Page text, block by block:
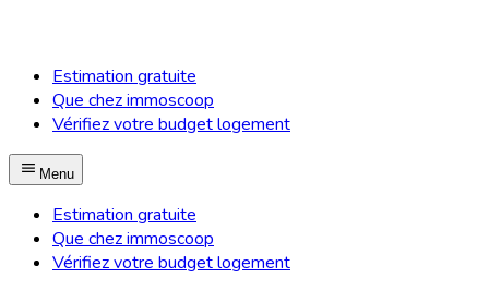
Estimation gratuite
Que chez immoscoop
Vérifiez votre budget logement
Menu
Estimation gratuite
Que chez immoscoop
Vérifiez votre budget logement